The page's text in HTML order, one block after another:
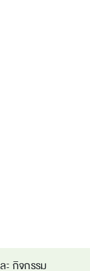
ะ กิจกรรม